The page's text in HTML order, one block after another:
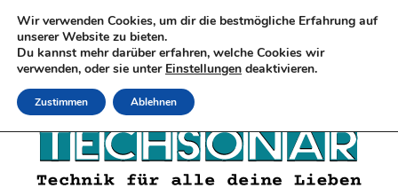
Wir verwenden Cookies, um dir die bestmögliche Erfahrung auf
unserer Website zu bieten.
Du kannst mehr darüber erfahren, welche Cookies wir
verwenden, oder sie unter Einstellungen deaktivieren.
Zustimmen Ablehnen